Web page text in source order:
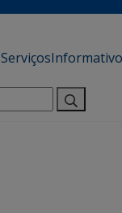
Serviços